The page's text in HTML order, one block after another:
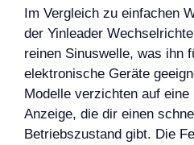
Im Vergleich zu einfachen
der Yinleader
reinen Sinuswelle, was ihn
elektronische Geräte
Modelle verzichten auf eine
Anzeige, die dir einen
Betriebszustand gibt. Die